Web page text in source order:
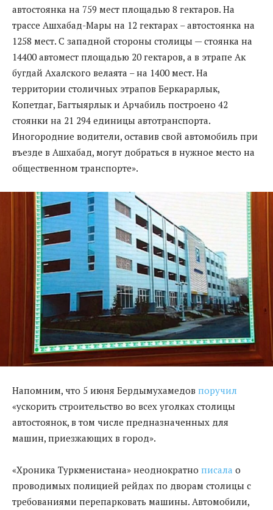
автостоянка на 759 мест площадью 8 гектаров. На
трассе Ашхабад-Мары на 12 гектарах – автостоянка на
1258 мест. С западной стороны столицы — стоянка на
14400 автомест площадью 20 гектаров, а в этрапе Ак
бугдай Ахалского велаята – на 1400 мест. На
территории столичных этрапов Беркарарлык,
Копетдаг, Багтыярлык и Арчабиль построено 42
стоянки на 21 294 единицы автотранспорта.
Иногородние водители, оставив свой автомобиль при
въезде в Ашхабад, могут добраться в нужное место на
общественном транспорте».
Напомним, что 5 июня Бердымухамедов поручил
«ускорить строительство во всех уголках столицы
автостоянок, в том числе предназначенных для
машин, приезжающих в город».
«Хроника Туркменистана» неоднократно писала о
проводимых полицией рейдах по дворам столицы с
требованиями перепарковать машины. Автомобили,